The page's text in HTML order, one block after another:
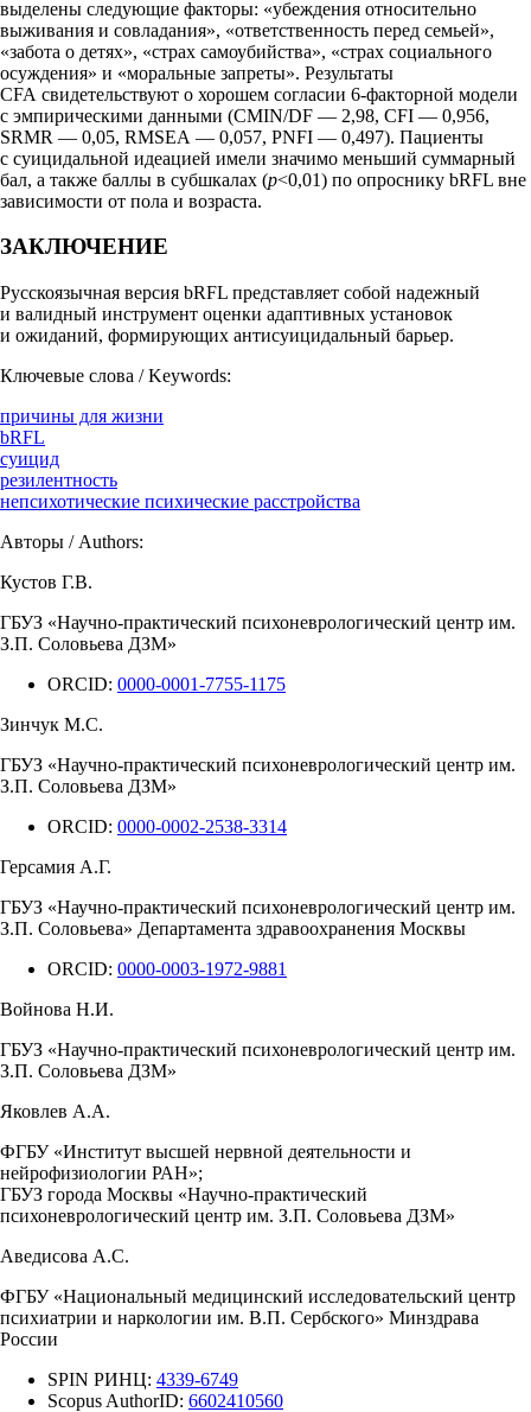
выделены следующие факторы: «убеждения относительно
выживания и совладания», «ответственность перед семьей»,
«забота о детях», «страх самоубийства», «страх социального
осуждения» и «моральные запреты». Результаты
CFA свидетельствуют о хорошем согласии 6-факторной модели
с эмпирическими данными (CMIN/DF — 2,98, CFI — 0,956,
SRMR — 0,05, RMSEA — 0,057, PNFI — 0,497). Пациенты
с суицидальной идеацией имели значимо меньший суммарный
бал, а также баллы в субшкалах (p<0,01) по опроснику bRFL вне
зависимости от пола и возраста.
ЗАКЛЮЧЕНИЕ
Русскоязычная версия bRFL представляет собой надежный
и валидный инструмент оценки адаптивных установок
и ожиданий, формирующих антисуицидальный барьер.
Ключевые слова / Keywords:
причины для жизни
bRFL
суицид
резилентность
непсихотические психические расстройства
Авторы / Authors:
Кустов Г.В.
ГБУЗ «Научно-практический психоневрологический центр им.
З.П. Соловьева ДЗМ»
ORCID: 0000-0001-7755-1175
Зинчук М.С.
ГБУЗ «Научно-практический психоневрологический центр им.
З.П. Соловьева ДЗМ»
ORCID: 0000-0002-2538-3314
Герсамия А.Г.
ГБУЗ «Научно-практический психоневрологический центр им.
З.П. Соловьева» Департамента здравоохранения Москвы
ORCID: 0000-0003-1972-9881
Войнова Н.И.
ГБУЗ «Научно-практический психоневрологический центр им.
З.П. Соловьева ДЗМ»
Яковлев А.А.
ФГБУ «Институт высшей нервной деятельности и
нейрофизиологии РАН»;
ГБУЗ города Москвы «Научно-практический
психоневрологический центр им. З.П. Соловьева ДЗМ»
Аведисова А.С.
ФГБУ «Национальный медицинский исследовательский центр
психиатрии и наркологии им. В.П. Сербского» Минздрава
России
SPIN РИНЦ: 4339-6749
Scopus AuthorID: 6602410560